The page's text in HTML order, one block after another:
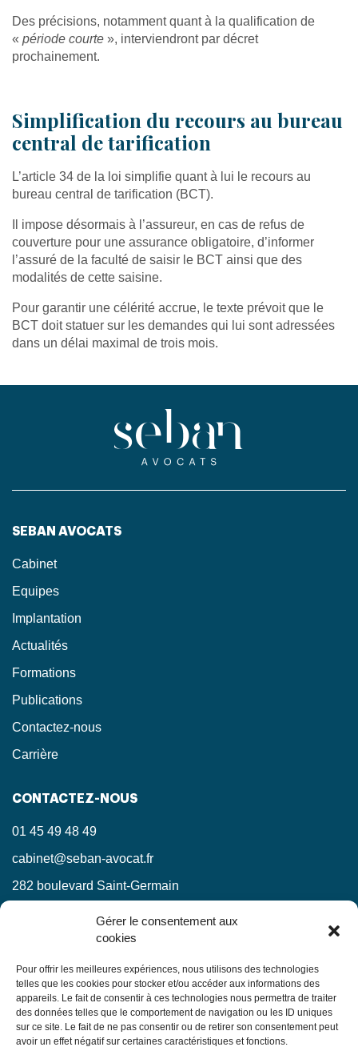
Gérer le consentement aux
cookies
Pour offrir les meilleures expériences, nous utilisons des technologies
telles que les cookies pour stocker et/ou accéder aux informations des
appareils. Le fait de consentir à ces technologies nous permettra de traiter
des données telles que le comportement de navigation ou les ID uniques
sur ce site. Le fait de ne pas consentir ou de retirer son consentement peut
avoir un effet négatif sur certaines caractéristiques et fonctions.
Des précisions, notamment quant à la qualification de
« période courte », interviendront par décret
prochainement.
Simplification du recours au bureau
central de tarification
L’article 34 de la loi simplifie quant à lui le recours au
bureau central de tarification (BCT).
Il impose désormais à l’assureur, en cas de refus de
couverture pour une assurance obligatoire, d’informer
l’assuré de la faculté de saisir le BCT ainsi que des
modalités de cette saisine.
Pour garantir une célérité accrue, le texte prévoit que le
BCT doit statuer sur les demandes qui lui sont adressées
dans un délai maximal de trois mois.
SEBAN AVOCATS
Cabinet
Equipes
Implantation
Actualités
Formations
Publications
Contactez-nous
Carrière
CONTACTEZ-NOUS
01 45 49 48 49
cabinet@seban-avocat.fr
282 boulevard Saint-Germain
RESTEZ INFORMÉS !
Ne manquez pas nos actualités juridiques.